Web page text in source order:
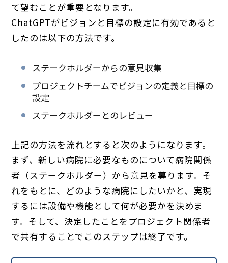
て望むことが重要となります。
ChatGPTがビジョンと目標の設定に有効であると
したのは以下の方法です。
ステークホルダーからの意見収集
プロジェクトチームでビジョンの定義と目標の
設定
ステークホルダーとのレビュー
上記の方法を流れとすると次のようになります。
まず、新しい病院に必要なものについて病院関係
者（ステークホルダー）から意見を募ります。そ
れをもとに、どのような病院にしたいかと、実現
するには設備や機能として何が必要かを決めま
す。そして、決定したことをプロジェクト関係者
で共有することでこのステップは終了です。